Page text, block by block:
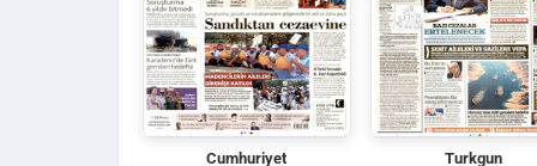
Cumhuriyet Turkgun